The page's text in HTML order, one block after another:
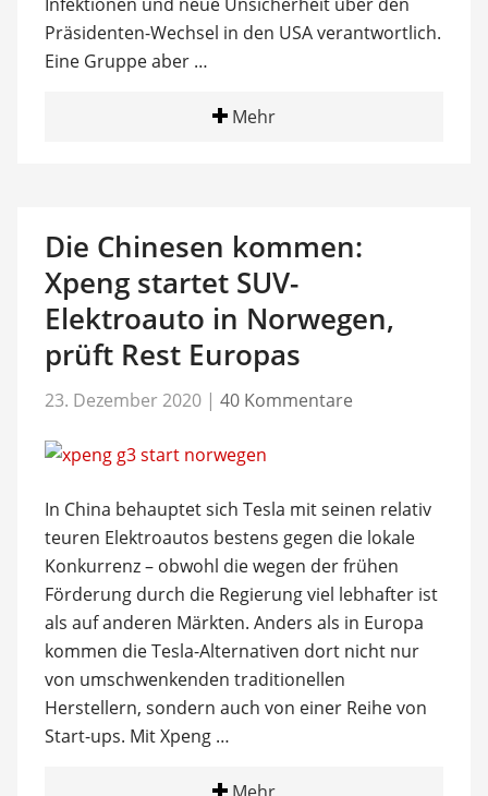
Präsidenten-Wechsel in den USA verantwortlich.
Eine Gruppe aber …
Mehr
Die Chinesen kommen:
Xpeng startet SUV-
Elektroauto in Norwegen,
prüft Rest Europas
23. Dezember 2020 | 40 Kommentare
In China behauptet sich Tesla mit seinen relativ
teuren Elektroautos bestens gegen die lokale
Konkurrenz – obwohl die wegen der frühen
Förderung durch die Regierung viel lebhafter ist
als auf anderen Märkten. Anders als in Europa
kommen die Tesla-Alternativen dort nicht nur
von umschwenkenden traditionellen
Herstellern, sondern auch von einer Reihe von
Start-ups. Mit Xpeng …